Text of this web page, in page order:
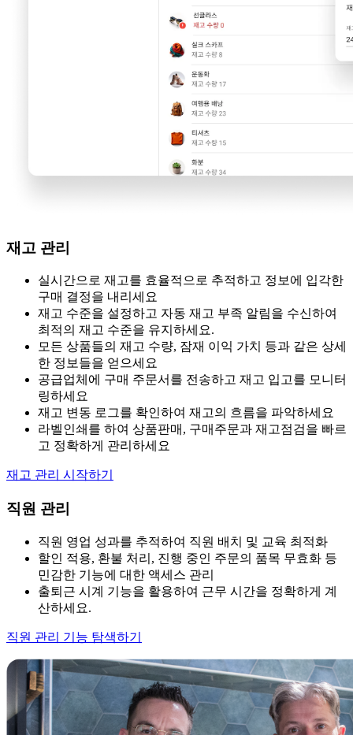
재고 관리
실시간으로 재고를 효율적으로 추적하고 정보에 입각한
구매 결정을 내리세요
재고 수준을 설정하고 자동 재고 부족 알림을 수신하여
최적의 재고 수준을 유지하세요.
모든 상품들의 재고 수량, 잠재 이익 가치 등과 같은 상세
한 정보들을 얻으세요
공급업체에 구매 주문서를 전송하고 재고 입고를 모니터
링하세요
재고 변동 로그를 확인하여 재고의 흐름을 파악하세요
라벨인쇄를 하여 상품판매, 구매주문과 재고점검을 빠르
고 정확하게 관리하세요
재고 관리 시작하기
직원 관리
직원 영업 성과를 추적하여 직원 배치 및 교육 최적화
할인 적용, 환불 처리, 진행 중인 주문의 품목 무효화 등
민감한 기능에 대한 액세스 관리
출퇴근 시계 기능을 활용하여 근무 시간을 정확하게 계
산하세요.
직원 관리 기능 탐색하기